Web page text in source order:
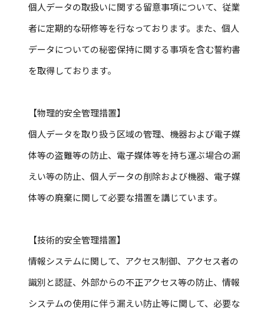
個人データの取扱いに関する留意事項について、従業
者に定期的な研修等を行なっております。また、個人
データについての秘密保持に関する事項を含む誓約書
を取得しております。
【物理的安全管理措置】
個人データを取り扱う区域の管理、機器および電子媒
体等の盗難等の防止、電子媒体等を持ち運ぶ場合の漏
えい等の防止、個人データの削除および機器、電子媒
体等の廃棄に関して必要な措置を講じています。
【技術的安全管理措置】
情報システムに関して、アクセス制御、アクセス者の
識別と認証、外部からの不正アクセス等の防止、情報
システムの使用に伴う漏えい防止等に関して、必要な